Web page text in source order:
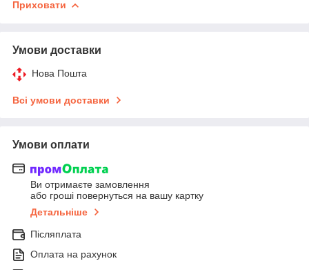
Приховати
Умови доставки
Нова Пошта
Всі умови доставки
Умови оплати
Ви отримаєте замовлення
або гроші повернуться на вашу картку
Детальніше
Післяплата
Оплата на рахунок